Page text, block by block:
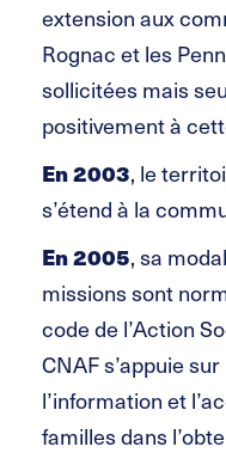
extension aux
Rognac et les
sollicitées mais
positivement à
En 2003, le
s’étend à la
En 2005, sa
missions sont
code de l’Action
CNAF s’appuie
l’information et
familles dans